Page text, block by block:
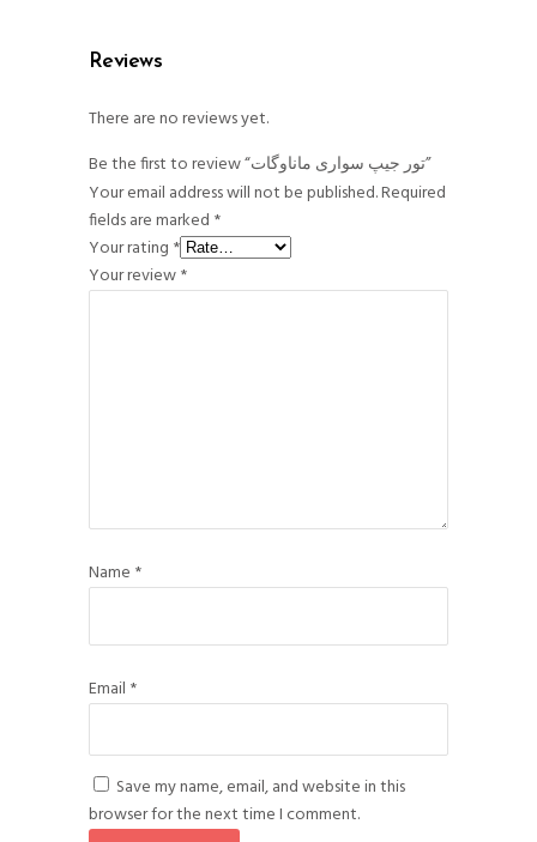
Reviews
There are no reviews yet.
Be the first to review “تور جیپ سواری ماناوگات”
Your email address will not be published.Required
fields are marked *
Your rating *
Your review*
Name *
Email *
Save my name, email, and website in this
browser for the next time I comment.